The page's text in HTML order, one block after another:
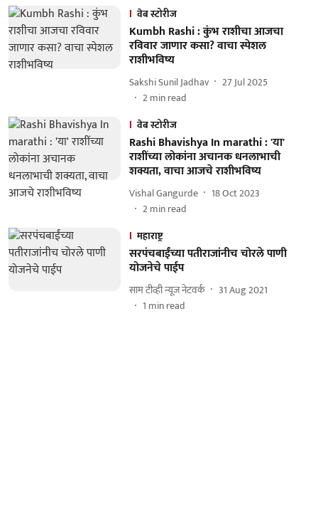
वेब स्टोरीज
Kumbh Rashi : कुंभ राशीचा आजचा
रविवार जाणार कसा? वाचा स्पेशल
राशीभविष्य
Sakshi Sunil Jadhav
27 Jul 2025
2min read
वेब स्टोरीज
Rashi Bhavishya In marathi : 'या'
राशींच्या लोकांना अचानक धनलाभाची
शक्यता, वाचा आजचे राशीभविष्य
Vishal Gangurde
18 Oct 2023
2min read
महाराष्ट्र
सरपंचबाईंच्या पतीराजांनीच चोरले पाणी
योजनेचे पाईप
साम टीव्ही न्यूज नेटवर्क
31 Aug 2021
1 min read